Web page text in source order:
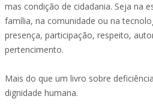
mas condição de cidadania. Seja na
família, na comunidade ou na
presença, participação, respeito,
pertencimento.
Mais do que um livro sobre
dignidade humana.